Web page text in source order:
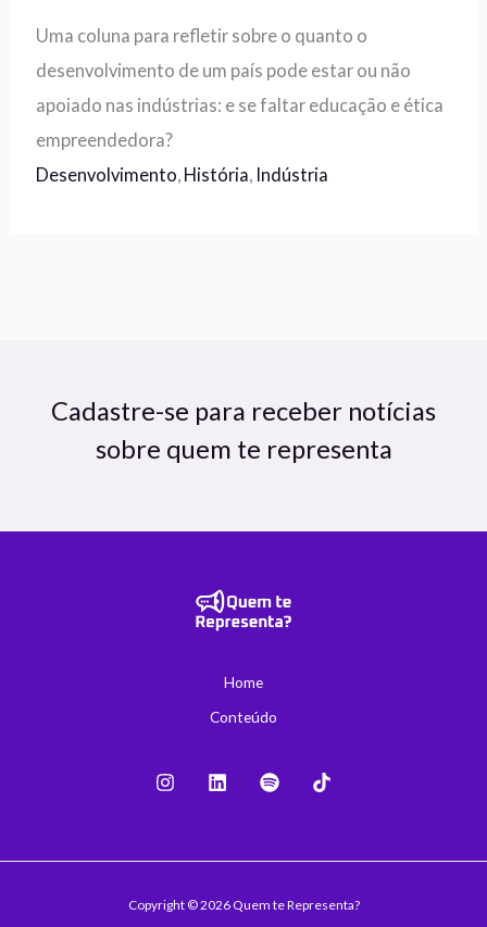
Uma coluna para refletir sobre o quanto o
desenvolvimento de um país pode estar ou não
apoiado nas indústrias: e se faltar educação e ética
empreendedora?
Desenvolvimento, História, Indústria
Cadastre-se para receber notícias
sobre quem te representa
Home
Conteúdo
Copyright © 2026 Quem te Representa?